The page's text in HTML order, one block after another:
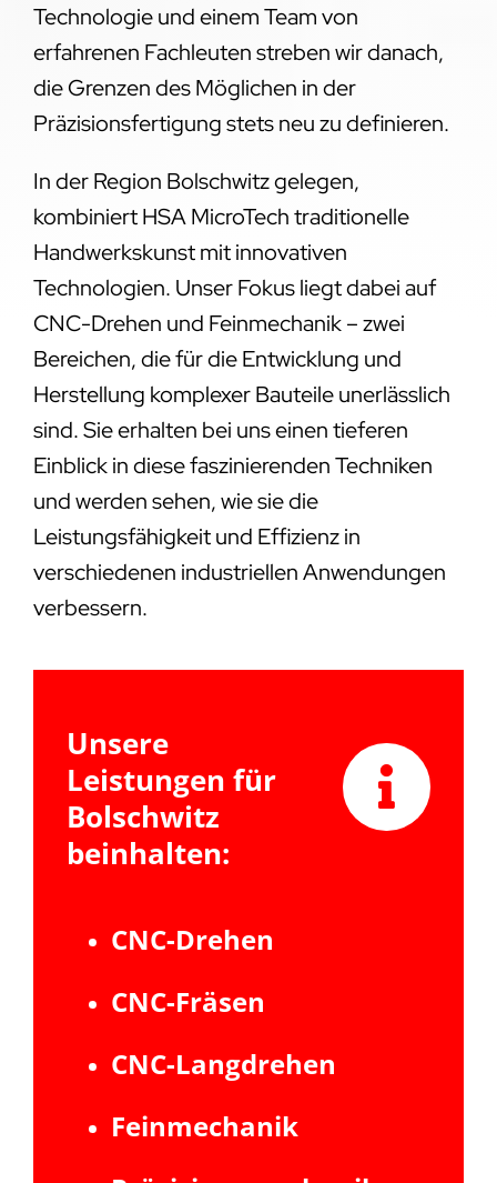
Technologie und einem Team von
erfahrenen Fachleuten streben wir danach,
die Grenzen des Möglichen in der
Präzisionsfertigung stets neu zu definieren.
In der Region Bolschwitz gelegen,
kombiniert HSA MicroTech traditionelle
Handwerkskunst mit innovativen
Technologien. Unser Fokus liegt dabei auf
CNC-Drehen und Feinmechanik – zwei
Bereichen, die für die Entwicklung und
Herstellung komplexer Bauteile unerlässlich
sind. Sie erhalten bei uns einen tieferen
Einblick in diese faszinierenden Techniken
und werden sehen, wie sie die
Leistungsfähigkeit und Effizienz in
verschiedenen industriellen Anwendungen
verbessern.
Unsere
Leistungen für
Bolschwitz
beinhalten:
CNC-Drehen
CNC-Fräsen
CNC-Langdrehen
Feinmechanik